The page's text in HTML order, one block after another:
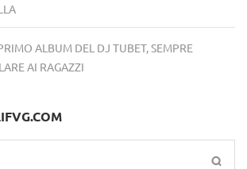
ALBUM DEL DJ TUBET, SEMPRE
AI RAGAZZI